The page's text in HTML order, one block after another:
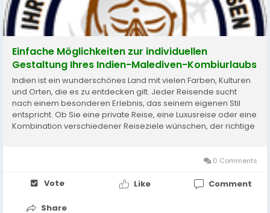
Einfache Möglichkeiten zur individuellen
Gestaltung Ihres Indien-Malediven-Kombiurlaubs
Indien ist ein wunderschönes Land mit vielen Farben, Kulturen
und Orten, die es zu entdecken gilt. Jeder Reisende sucht
nach einem besonderen Erlebnis, das seinem eigenen Stil
entspricht. Ob Sie eine private Reise, eine Luxusreise oder eine
Kombination verschiedener Reiseziele wünschen, der richtige
0 Comments
Vote Like Comment
Share